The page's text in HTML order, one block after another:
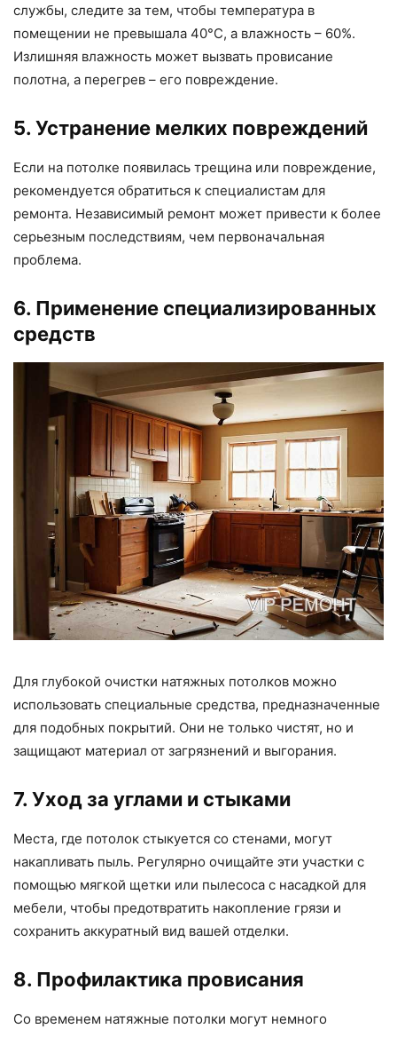
службы, следите за тем, чтобы температура в
помещении не превышала 40°C, а влажность – 60%.
Излишняя влажность может вызвать провисание
полотна, а перегрев – его повреждение.
5. Устранение мелких повреждений
Если на потолке появилась трещина или повреждение,
рекомендуется обратиться к специалистам для
ремонта. Независимый ремонт может привести к более
серьезным последствиям, чем первоначальная
проблема.
6. Применение специализированных
средств
Для глубокой очистки натяжных потолков можно
использовать специальные средства, предназначенные
для подобных покрытий. Они не только чистят, но и
защищают материал от загрязнений и выгорания.
7. Уход за углами и стыками
Места, где потолок стыкуется со стенами, могут
накапливать пыль. Регулярно очищайте эти участки с
помощью мягкой щетки или пылесоса с насадкой для
мебели, чтобы предотвратить накопление грязи и
сохранить аккуратный вид вашей отделки.
8. Профилактика провисания
Со временем натяжные потолки могут немного